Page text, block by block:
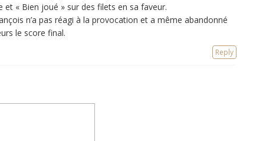
« Bien joué » sur des filets en sa faveur.
n’a pas réagi à la provocation et a même abandonné
le score final.
Reply